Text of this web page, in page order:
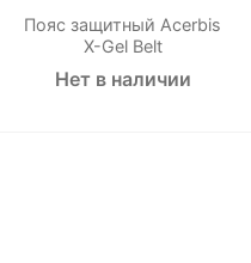
Пояс защитный Acerbis
X-Gel Belt
Нет в наличии